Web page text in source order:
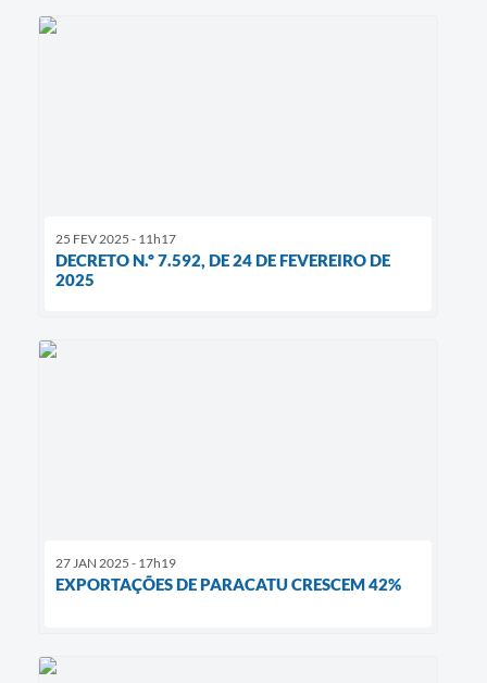
25 FEV 2025 - 11h17
DECRETO N.º 7.592, DE 24 DE FEVEREIRO DE
2025
27 JAN 2025 - 17h19
EXPORTAÇÕES DE PARACATU CRESCEM 42%